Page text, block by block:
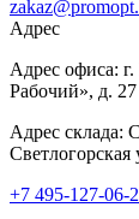
Адрес
Адрес офиса:
Рабочий», д.
Адрес склада:
Светлогорская
+7 495-127-06-